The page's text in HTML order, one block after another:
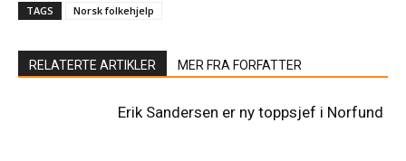
TAGS Norsk folkehjelp
RELATERTE ARTIKLER MER FRA FORFATTER
Erik Sandersen er ny toppsjef i Norfund